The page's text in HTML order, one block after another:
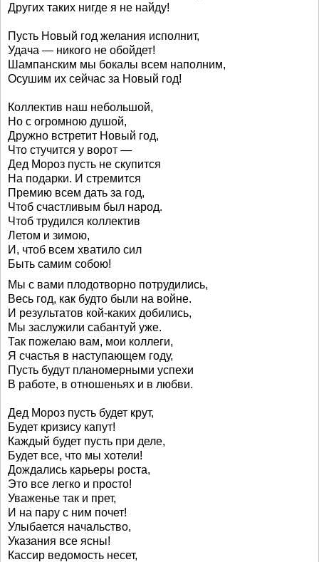
Других таких нигде я не найду!
Пусть Новый год желания исполнит,
Удача — никого не обойдет!
Шампанским мы бокалы всем наполним,
Осушим их сейчас за Новый год!
Коллектив наш небольшой,
Но с огромною душой,
Дружно встретит Новый год,
Что стучится у ворот —
Дед Мороз пусть не скупится
На подарки. И стремится
Премию всем дать за год,
Чтоб счастливым был народ.
Чтоб трудился коллектив
Летом и зимою,
И, чтоб всем хватило сил
Быть самим собою!
Мы с вами плодотворно потрудились,
Весь год, как будто были на войне.
И результатов кой-каких добились,
Мы заслужили сабантуй уже.
Так пожелаю вам, мои коллеги,
Я счастья в наступающем году,
Пусть будут планомерными успехи
В работе, в отношеньях и в любви.
Дед Мороз пусть будет крут,
Будет кризису капут!
Каждый будет пусть при деле,
Будет все, что мы хотели!
Дождались карьеры роста,
Это все легко и просто!
Уваженье так и прет,
И на пару с ним почет!
Улыбается начальство,
Указания все ясны!
Кассир ведомость несет,